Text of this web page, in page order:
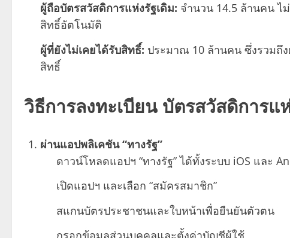
ผู้ถือบัตรสวัสดิการแห่งรัฐเดิม: จำนวน 14.5 ล้านคน ไ
สิทธิ์อัตโนมัติ
ผู้ที่ยังไม่เคยได้รับสิทธิ์: ประมาณ 10 ล้านคน ซึ่งรวมถึ
สิทธิ์
วิธีการลงทะเบียน บัตรสวัสดิการแ
ผ่านแอปพลิเคชัน “ทางรัฐ”
ดาวน์โหลดแอปฯ “ทางรัฐ” ได้ทั้งระบบ iOS และ
เปิดแอปฯ และเลือก “สมัครสมาชิก”
สแกนบัตรประชาชนและใบหน้าเพื่อยืนยันตัวตน